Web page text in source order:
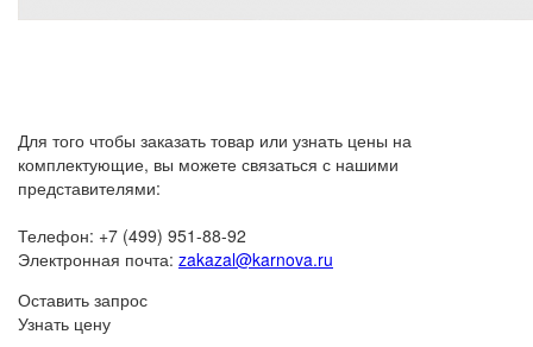
Для того чтобы заказать товар или узнать цены на
комплектующие, вы можете связаться с нашими
представителями:
Телефон: +7 (499) 951-88-92
Электронная почта: zakazal@karnova.ru
Оставить запрос
Узнать цену